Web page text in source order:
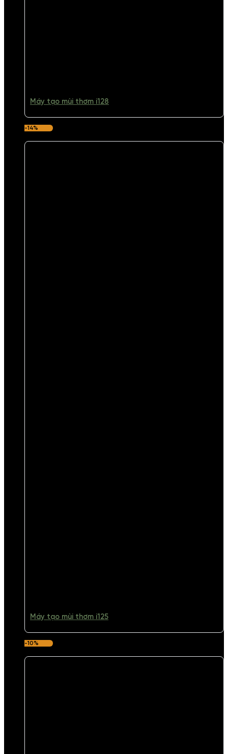
Máy tạo mùi thơm i128
-14%
Máy tạo mùi thơm i125
-10%